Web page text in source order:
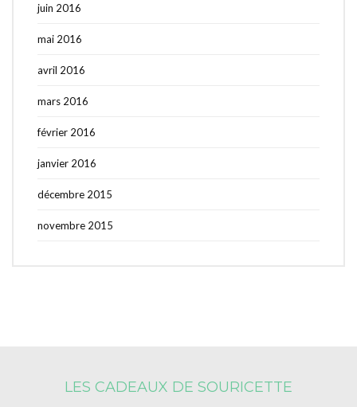
juin 2016
mai 2016
avril 2016
mars 2016
février 2016
janvier 2016
décembre 2015
novembre 2015
LES CADEAUX DE SOURICETTE